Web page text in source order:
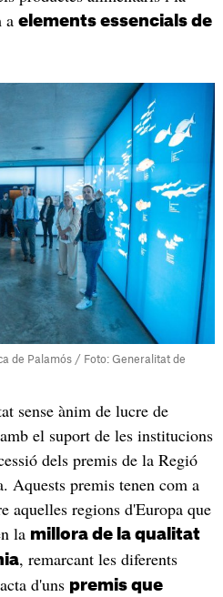
a elements essencials de
de Palamós / Foto: Generalitat de
sense ànim de lucre de
el suport de les institucions
dels premis de la Regió
Aquests premis tenen com a
aquelles regions d'Europa que
la millora de la qualitat
, remarcant les diferents
d'uns premis que